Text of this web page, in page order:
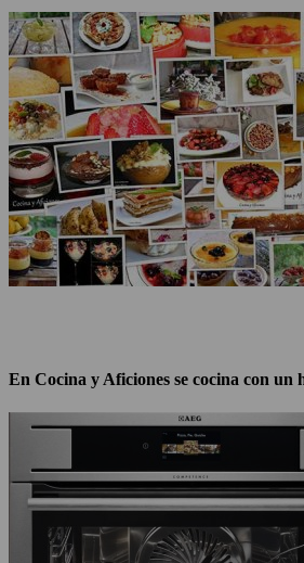
En Cocina y Aficiones se cocina con un